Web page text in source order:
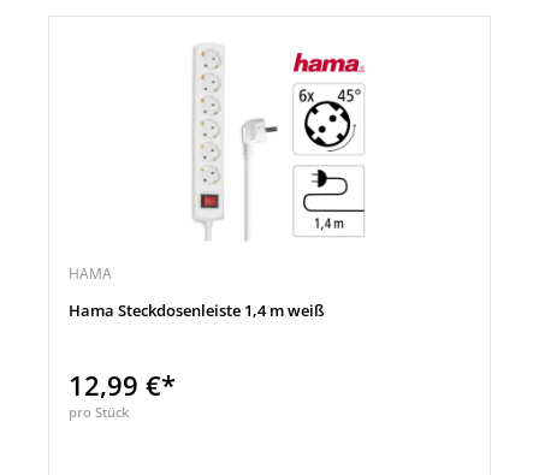
HAMA
Hama Steckdosenleiste 1,4 m weiß
12,99 €*
pro Stück